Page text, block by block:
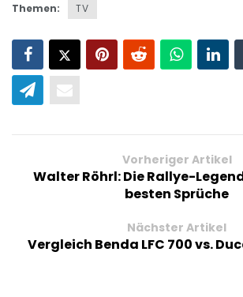
Themen: TV
Vorheriger Artikel
Walter Röhrl: Die Rallye-
besten Sprüche
Nächster Artikel
Vergleich Benda LFC 700 vs.